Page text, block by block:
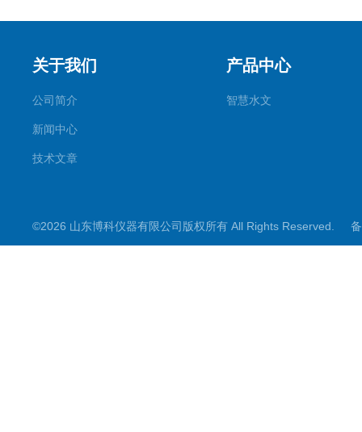
关于我们
公司简介
新闻中心
技术文章
产品中心
智慧水文
©2026 山东博科仪器有限公司版权所有 All Rights Reserved.